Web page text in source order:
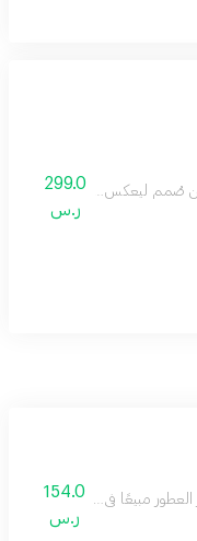
ليعكس مفهوم الفخامة
299.0
ر.س
مبيعًا في السعودية، يمزج
154.0
ر.س